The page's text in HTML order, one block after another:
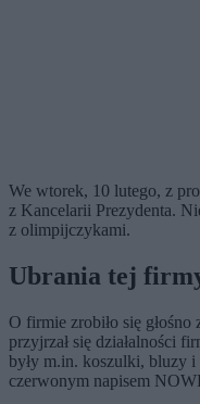
We wtorek, 10 lutego, z
z Kancelarii Prezydenta.
z olimpijczykami.
Ubrania tej
O firmie zrobiło się
przyjrzał się działalności
były m.in. koszulki, bluzy i
czerwonym napisem